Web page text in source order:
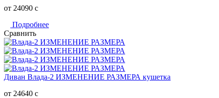
от 24090 c
Подробнее
Сравнить
Диван Влада-2 ИЗМЕНЕНИЕ РАЗМЕРА кушетка
от 24640 c